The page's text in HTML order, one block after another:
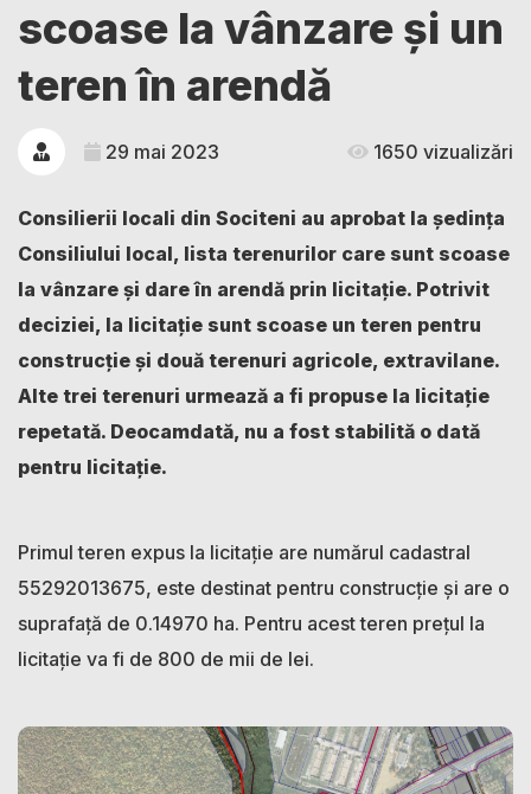
scoase la vânzare și un
teren în arendă
29 mai 2023 1650 vizualizări
Consilierii locali din Sociteni au aprobat la ședința
Consiliului local, lista terenurilor care sunt scoase
la vânzare și dare în arendă prin licitație. Potrivit
deciziei, la licitație sunt scoase un teren pentru
construcție și două terenuri agricole, extravilane.
Alte trei terenuri urmează a fi propuse la licitație
repetată. Deocamdată, nu a fost stabilită o dată
pentru licitație.
Primul teren expus la licitație are numărul cadastral
55292013675, este destinat pentru construcție și are o
suprafață de 0.14970 ha. Pentru acest teren prețul la
licitație va fi de 800 de mii de lei.